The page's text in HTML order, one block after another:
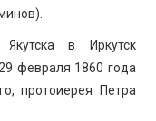
в Иркутск
февраля 1860 года
протоиерея Петра